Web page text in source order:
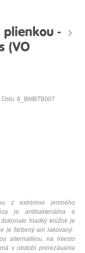
plienkou -
(VO
číslo: 6_BMBTB007
z extrémne
jemného
je antibakteriálna
a
dokonale hladký krúžok je
je farbený ani lakovaný.
alternatívou, na miesto
v období prerezávania